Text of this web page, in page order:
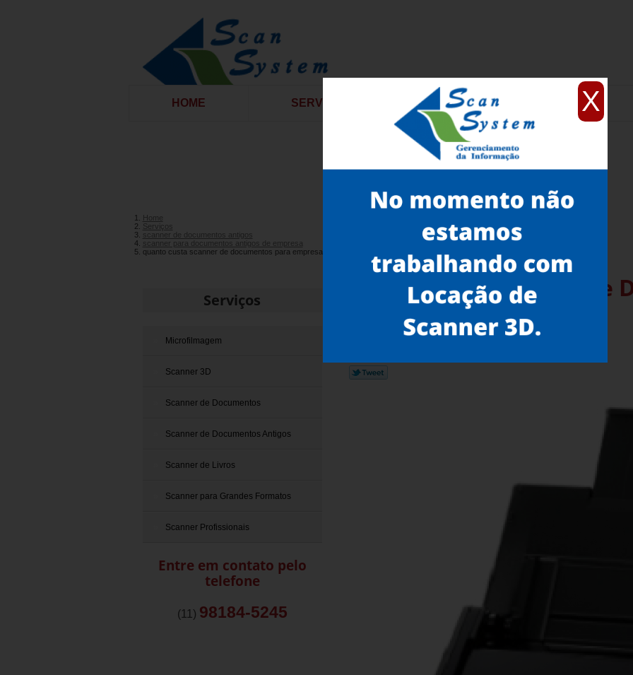
X
HOME SERVIÇOS CONTATO
Home
Serviços
scanner de documentos antigos
scanner para documentos antigos de empresa
quanto custa scanner de documentos para empresa Santos
Serviços
Microfilmagem
Scanner 3D
Scanner de Documentos
Scanner de Documentos Antigos
Scanner de Livros
Scanner para Grandes Formatos
Scanner Profissionais
Entre em contato pelo
telefone
(11) 98184-5245
Quanto Custa Scanner de
para Empresa Santos